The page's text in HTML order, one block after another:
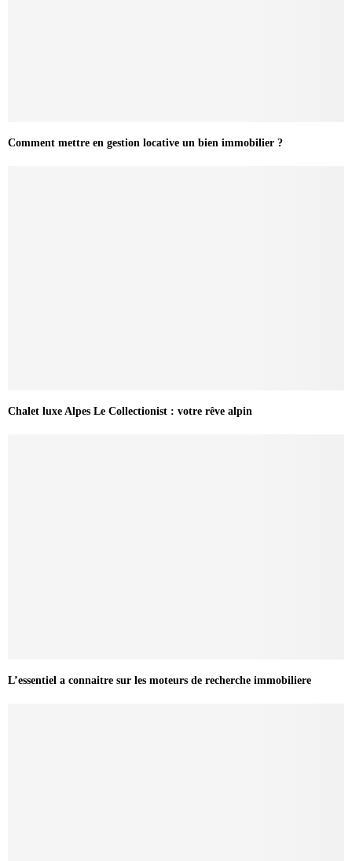
Comment mettre en gestion locative un bien immobilier ?
Chalet luxe Alpes Le Collectionist : votre rêve alpin
L’essentiel a connaitre sur les moteurs de recherche immobiliere